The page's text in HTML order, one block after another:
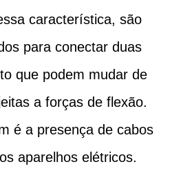
característica, são
para conectar duas
que podem mudar de
a forças de flexão.
é a presença de cabos
aparelhos elétricos.